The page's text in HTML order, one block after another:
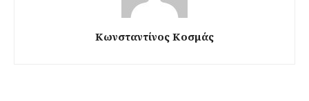
Κωνσταντίνος Κοσμάς